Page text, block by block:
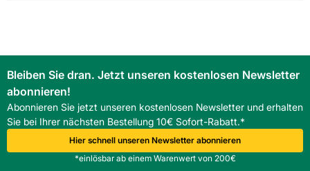
Bleiben Sie dran. Jetzt unseren kostenlosen Newsletter
abonnieren!
Abonnieren Sie jetzt unseren kostenlosen Newsletter und erhalten
Sie bei Ihrer nächsten Bestellung 10€ Sofort-Rabatt.*
Hier schnell unseren Newsletter abonnieren
*einlösbar ab einem Warenwert von 200€